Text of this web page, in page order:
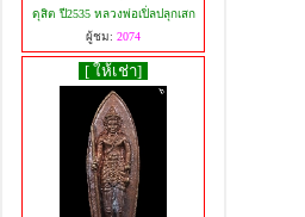
ดุสิต ปี2535 หลวงพ่อเปิ่ลปลุกเสก
ผู้ชม: 2074
[ ให้เช่า]